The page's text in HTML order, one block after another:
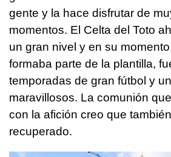
gente y la hace disfrutar de
momentos. El Celta del Toto
un gran nivel y en su
formaba parte de la plantilla,
temporadas de gran fútbol y
maravillosos. La comunión
con la afición creo que
recuperado.